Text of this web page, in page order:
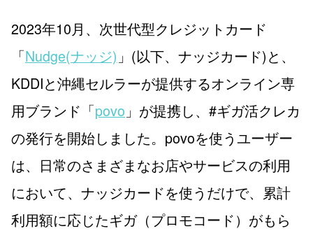
2023年10月、次世代型クレジットカード
「Nudge(ナッジ) 」(以下、ナッジカード)と、
KDDIと沖縄セルラーが提供するオンライン専
用ブランド「povo 」が提携し、#ギガ活クレカ
の発行を開始しました。povoを使うユーザー
は、日常のさまざまなお店やサービスの利用
において、ナッジカードを使うだけで、累計
利用額に応じたギガ（プロモコード）がもら